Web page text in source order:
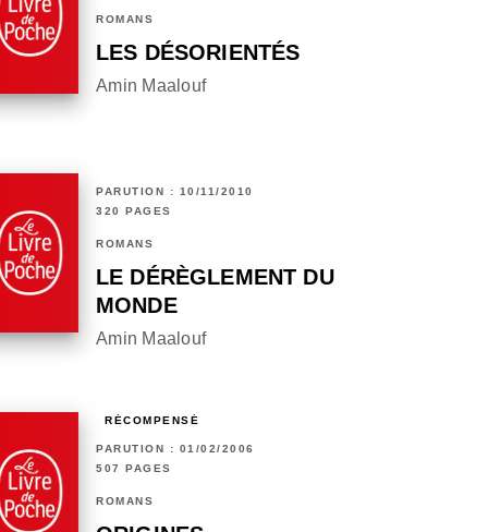
ROMANS
LES DÉSORIENTÉS
Amin Maalouf
PARUTION : 10/11/2010
320 PAGES
ROMANS
LE DÉRÈGLEMENT DU
MONDE
Amin Maalouf
RÉCOMPENSÉ
PARUTION : 01/02/2006
507 PAGES
ROMANS